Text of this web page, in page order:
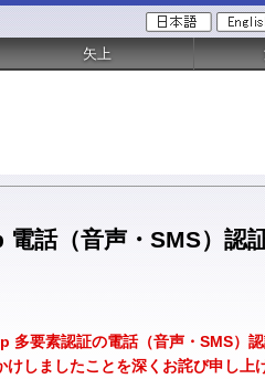
電話（音声・SMS）
要素認証の電話（音声・SMS）
しましたことを深くお詫び申し上
矢上